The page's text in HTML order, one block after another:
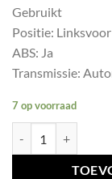
Gebruikt
Positie: Linksvoor
ABS: Ja
Transmissie:
7 op voorraad